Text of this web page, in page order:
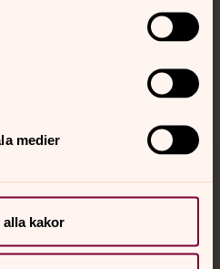
medier
alla kakor
Prata eller chatta anonymt
nätter.